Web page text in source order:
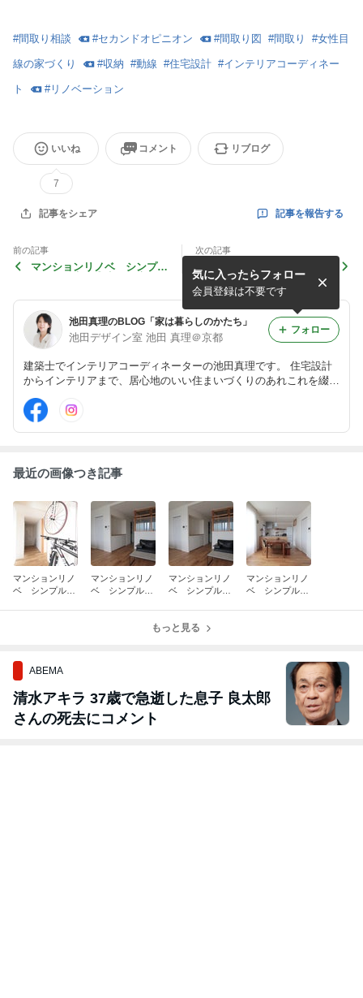
#間取り相談 #セカンドオピニオン #間取り図 #間取り #女性目
線の家づくり #収納 #動線 #住宅設計 #インテリアコーディネー
ト #リノベーション
いいね
7
コメント リブログ
記事をシェア 記事を報告する
前の記事
マンションリノベ シンプル
次の記事
マンションリノベ シンプル
ライフの家 ⑥リビング計画
の抜け感
池田真理のBLOG「家は暮らしのかたち」
池田デザイン室 池田 真理＠京都
建築士でインテリアコーディネーターの池田真理です。 住宅設計
からインテリアまで、居心地のいい住まいづくりのあれこれを綴り
ます。
気に入ったらフォロー
会員登録は不要です
フォロー
最近の画像つき記事
マンションリノ
ベ シンプルラ
マンションリノ
ベ シンプルラ
マンションリノ
ベ シンプルラ
マンションリノ
ベ シンプルラ
もっと見る
ABEMA
清水アキラ 37歳で急逝した息子 良太郎
さんの死去にコメント